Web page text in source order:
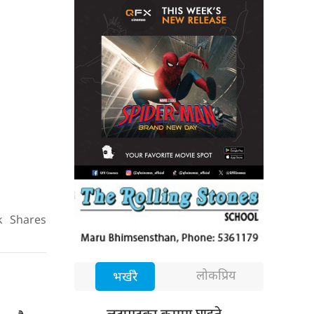
Shares
भर्खरै लोकप्रिय